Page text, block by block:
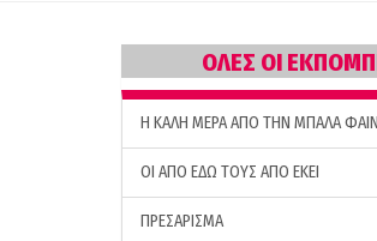
ΟΛΕΣ ΟΙ
H ΚΑΛΗ ΜΕΡΑ ΑΠΟ ΤΗΝ ΜΠΑΛΑ
ΟΙ ΑΠΟ ΕΔΩ ΤΟΥΣ ΑΠΟ ΕΚΕΙ
ΠΡΕΣΑΡΙΣΜΑ